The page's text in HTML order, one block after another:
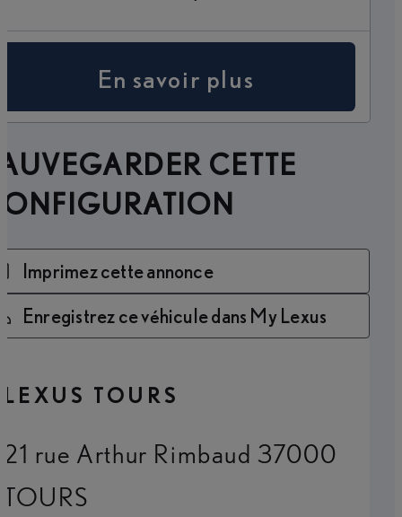
En savoir plus
CETTE
Imprimez cette annonce
Enregistrez ce véhicule dans My Lexus
LEXUS TOURS
21 rue Arthur Rimbaud 37000
TOURS